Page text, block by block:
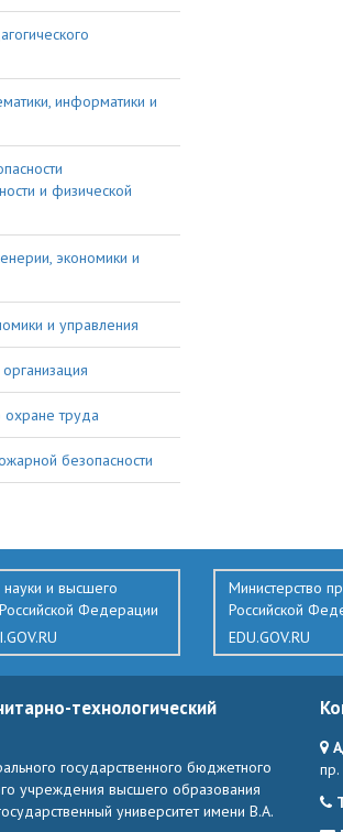
информатики и
и физической
экономики и
и управления
охране труда
безопасности
науки и высшего
Федерации
Министерство
Российской
EDU.GOV.RU
технологический
государственного бюджетного
учреждения высшего образования
университет имени В.А.